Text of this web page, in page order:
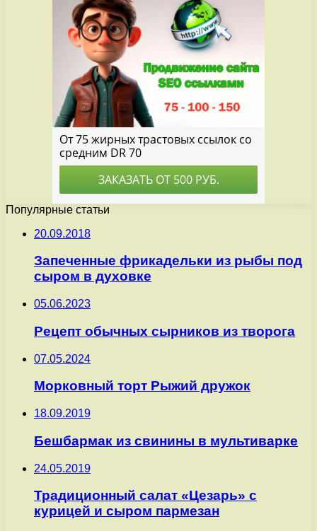
Популярные статьи
20.09.2018
Запеченные фрикадельки из рыбы под
сыром в духовке
05.06.2023
Рецепт обычных сырников из творога
07.05.2024
Морковный торт Рыжий дружок
18.09.2019
Бешбармак из свинины в мультиварке
24.05.2019
Традиционный салат «Цезарь» с
курицей и сыром пармезан